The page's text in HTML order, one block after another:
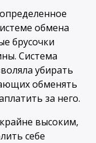
обмена
брусочки
Система
убирать
обменять
за него.
высоким,
себе